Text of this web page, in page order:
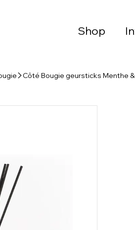
Shop
Côté Bougie geursticks Menthe